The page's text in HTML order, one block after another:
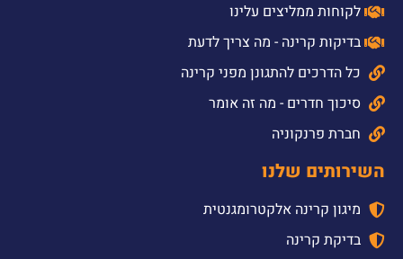
לקוחות ממליצים עלינו
בדיקות קרינה - מה צריך לדעת
כל הדרכים להתגונן מפני קרינה
סיכוך חדרים - מה זה אומר
חברת פרנקוניה
השירותים שלנו
מיגון קרינה אלקטרומגנטית
בדיקת קרינה